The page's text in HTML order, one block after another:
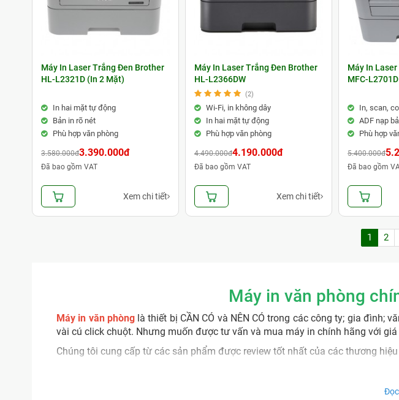
Máy In Laser Trắng Đen Brother
HL-L2321D (In 2 Mặt)
In hai mặt tự động
Bản in rõ nét
Phù hợp văn phòng
3.580.000đ3.390.000đ
Đã bao gồm VAT
Xem chi tiết
Máy In Laser Trắng Đen Brother
HL-L2366DW
(2)
Wi-Fi, in không dây
In hai mặt tự động
Phù hợp văn phòng
4.490.000đ4.190.000đ
Đã bao gồm VAT
Xem chi tiết
Máy In
MFC-L2701D
In, scan,
ADF nạp
Phù hợp
5.400.000đ
Đã bao gồm
1 2
Máy in văn phòng
Máy in văn phònglà thiết bị CẦN CÓ và NÊN CÓ trong các công ty; gia đình;
vài cú click chuột. Nhưng muốn được tư vấn và mua máy in chính hãng với
Chúng tôi cung cấp từ các sản phẩm được review tốt nhất của các thương